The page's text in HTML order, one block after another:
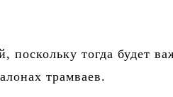
поскольку тогда будет
трамваев.